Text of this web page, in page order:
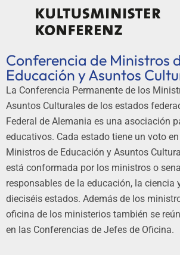
Conferencia de Ministros
Educación y Asuntos
La Conferencia Permanente de los
Asuntos Culturales de los estados
Federal de Alemania es una asociación
educativos. Cada estado tiene un voto
Ministros de Educación y Asuntos
está conformada por los ministros o
responsables de la educación, la ciencia
dieciséis estados. Además de los
oficina de los ministerios también se
en las Conferencias de Jefes de Oficina.